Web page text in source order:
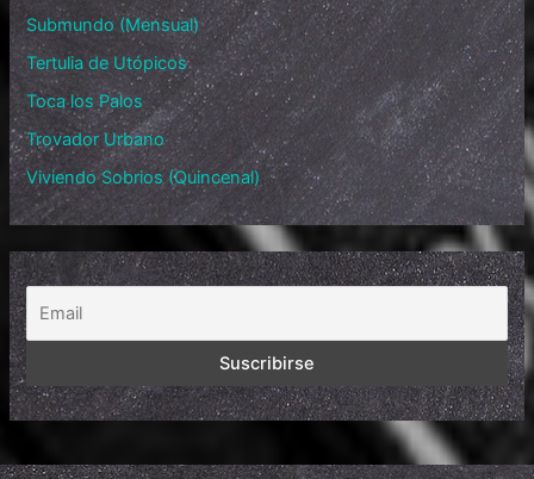
Submundo (Mensual)
Tertulia de Utópicos
Toca los Palos
Trovador Urbano
Viviendo Sobrios (Quincenal)